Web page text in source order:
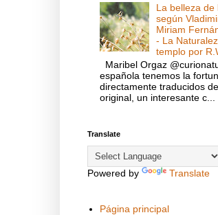
La belleza de
según
Miriam
- La
templo por
Maribel Orgaz
española tenemos la
directamente traducidos
original, un interesante c...
Translate
Powered by Translate
Página principal